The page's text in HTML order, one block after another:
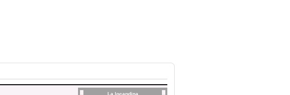
La locandina